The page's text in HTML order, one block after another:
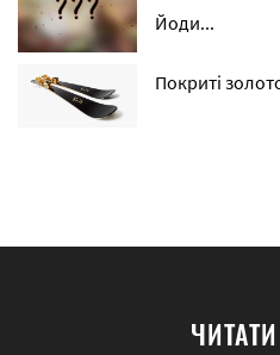
Йоди...
Покриті